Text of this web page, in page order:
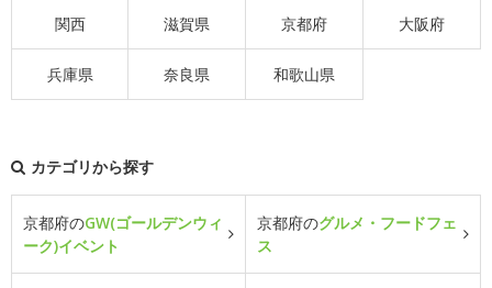
関西 滋賀県 京都府 大阪府
兵庫県 奈良県 和歌山県
カテゴリから探す
京都府のGW(ゴールデンウィ
ーク)イベント
京都府のグルメ・フードフェ
ス